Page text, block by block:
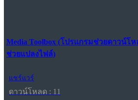
Media Toolbox (โปรแกรมช่วยดาวน์โ
ช่วยแปลงไฟล์)
แชร์แวร์
ดาวน์โหลด : 11